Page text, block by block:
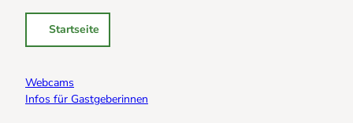
Startseite
Webcams
Infos für Gastgeberinnen